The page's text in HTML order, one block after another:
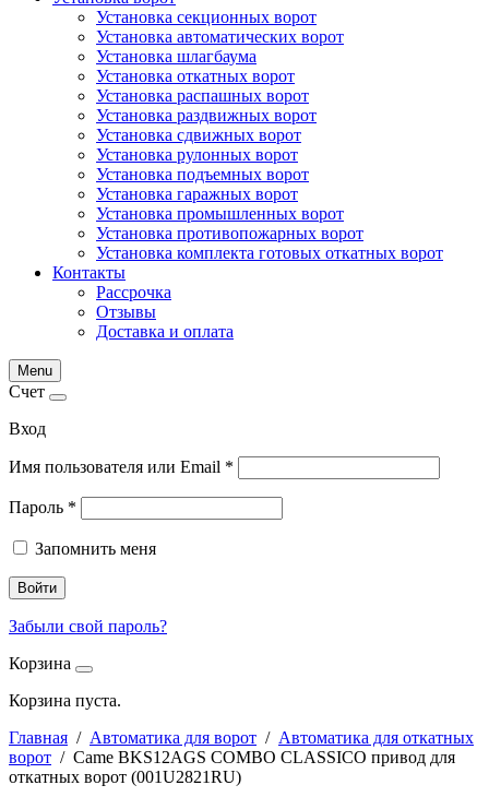
Установка секционных ворот
Установка автоматических ворот
Установка шлагбаума
Установка откатных ворот
Установка распашных ворот
Установка раздвижных ворот
Установка сдвижных ворот
Установка рулонных ворот
Установка подъемных ворот
Установка гаражных ворот
Установка промышленных ворот
Установка противопожарных ворот
Установка комплекта готовых откатных ворот
Контакты
Рассрочка
Отзывы
Доставка и оплата
Menu
Счет
Вход
Имя пользователя или Email *
Пароль *
Запомнить меня
Войти
Забыли свой пароль?
Корзина
Корзина пуста.
Главная / Автоматика для ворот / Автоматика для откатных
ворот / Came BKS12AGS COMBO CLASSICO привод для
откатных ворот (001U2821RU)